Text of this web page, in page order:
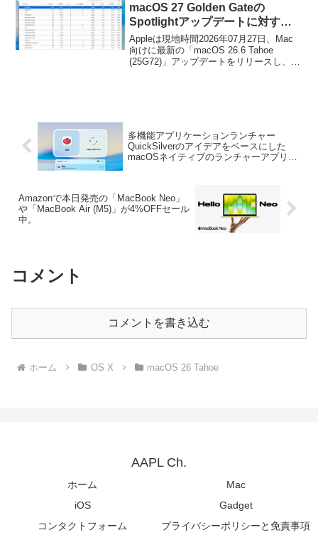
macOS 27 Golden Gateの
Spotlightアップデートに対する
最適化に伴い検索インデックスの
再構築が行われ、CPU使用率が上
昇する場合があるので注意を。
Appleは現地時間2026年07月27日、Mac
向けに最新の「macOS 26.6 Tahoe
(25G72)」アップデートをリリースし、そ
ップデート後にCPU使用率が上昇しま
す。
多機能アプリケーションランチャー
QuickSilverのアイデアをベースにした
macOSネイティブのランチャーアプリ
Amazonで本日発売の「MacBook Neo」
や「MacBook Air (M5)」が4%OFFセール
中。
コメント
コメントを書き込む
ホーム OS X macOS 26 Tahoe
AAPL Ch.
ホーム
Mac
iOS
Gadget
コンタクトフォーム
プライバシーポリシーと免責事項